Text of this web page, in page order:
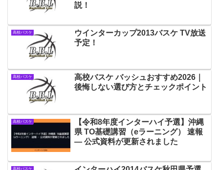
説！
高校バスケ
ウインターカップ2013バスケ TV放送
予定！
高校バスケ
高校バスケ バッシュおすすめ2026｜
後悔しない選び方とチェックポイント
高校バスケ
【令和8年度インターハイ予選】沖縄
県 TO基礎講習（eラーニング） 速報
— 公式資料が更新されました
高校バスケ